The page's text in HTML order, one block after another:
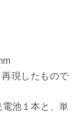
現したもので
池１本と、単